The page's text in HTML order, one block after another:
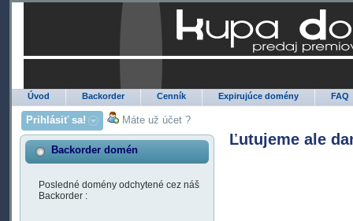
Úvod Backorder Cenník Expirujúce domény FAQ
Prihlásiť sa! Máte už účet ?
Backorder domén
Posledné domény odchytené cez náš
Backorder :
Ľutujeme ale